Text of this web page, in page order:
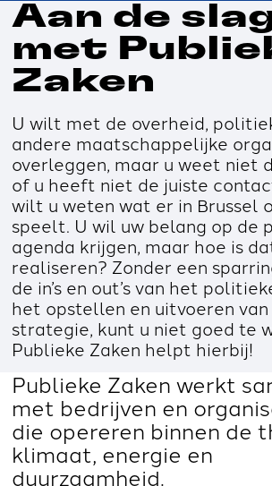
Aan de
met
Zaken
U wilt met de overheid,
andere maatschappelijke
overleggen, maar u weet niet
of u heeft niet de juiste
wilt u weten wat er in Brussel
speelt. U wil uw belang op de
agenda krijgen, maar hoe is
realiseren? Zonder een
de in’s en out’s van het
het opstellen en uitvoeren
strategie, kunt u niet goed te
Publieke Zaken helpt hierbij!
Publieke Zaken werkt
met bedrijven en
die opereren binnen de
klimaat, energie en
duurzaamheid.